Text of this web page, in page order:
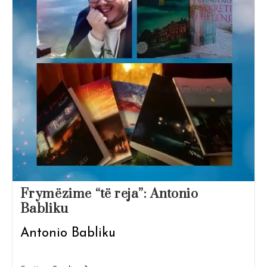
Frymëzime “të reja”: Antonio
Babliku
Antonio Babliku